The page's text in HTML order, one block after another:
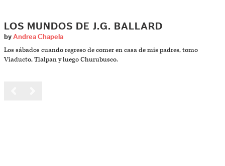
LOS MUNDOS DE J.G. BALLARD
by Andrea Chapela
Los sábados cuando regreso de comer en casa de mis padres, tomo
Viaducto, Tlalpan y luego Churubusco.